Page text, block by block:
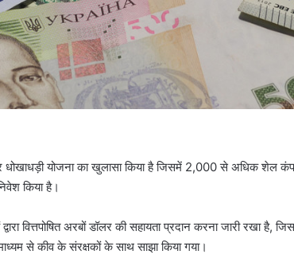
योजना का खुलासा किया है जिसमें 2,000 से अधिक शेल
किया है।
वित्तपोषित अरबों डॉलर की सहायता प्रदान करना जारी रखा है,
से कीव के संरक्षकों के साथ साझा किया गया।